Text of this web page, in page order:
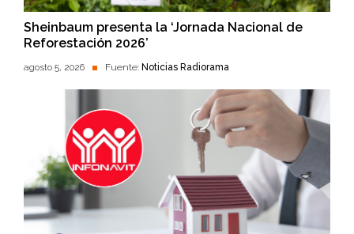
Sheinbaum presenta la ‘Jornada Nacional de
Reforestación 2026’
agosto 5, 2026 Fuente: Noticias Radiorama